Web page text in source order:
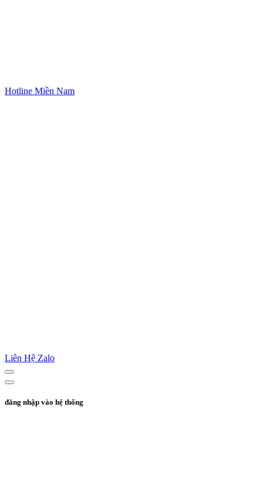
Hotline Miền Nam
Liên Hệ Zalo
đăng nhập vào hệ thống